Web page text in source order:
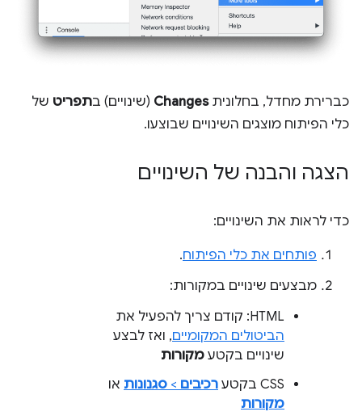
כברירת מחדל, בחלוניתChanges (שינויים) בתפריט של
כלי הפיתוח מוצגים השינויים שבוצעו.
הצגה והבנה של השינויים
כדי לראות את השינויים:
פותחים את כלי הפיתוח.
מבצעים שינויים במקורות:
HTML: קודם צריך להפעיל את
הביטולים המקומיים, ואז לבצע
שינויים בקטע מקורות
CSS בקטע
רכיבים > סגנונות או
מקורות